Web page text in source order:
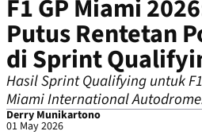
F1 GP Miami
Putus Rentetan
di Sprint
Hasil Sprint Qualifying untuk
Miami International
Derry Munikartono
01 May 2026